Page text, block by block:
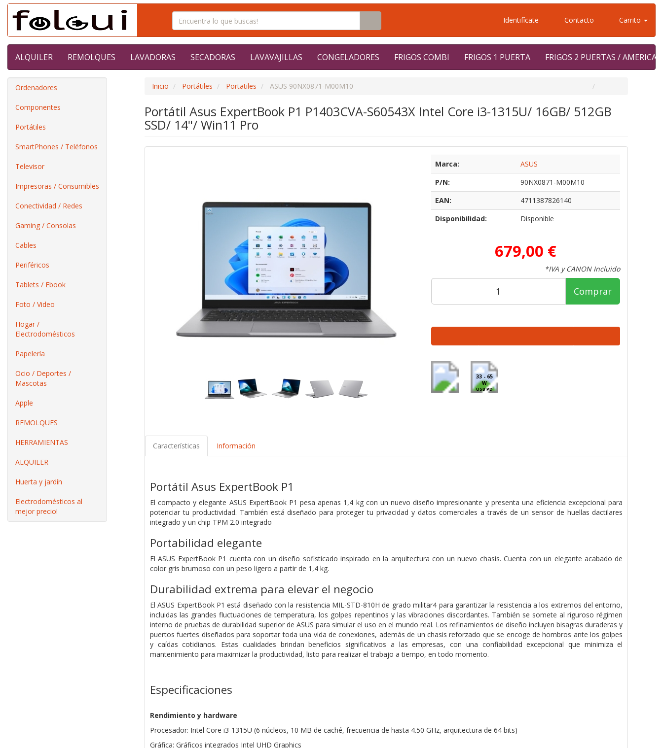
Identifícate Contacto Carrito
ALQUILER REMOLQUES LAVADORAS SECADORAS LAVAVAJILLAS CONGELADORES FRIGOS COMBI FRIGOS 1 PUERTA FRIGOS 2 PUERTAS /
Ordenadores
Componentes
Portátiles
SmartPhones / Teléfonos
Televisor
Impresoras / Consumibles
Conectividad / Redes
Gaming / Consolas
Cables
Periféricos
Tablets / Ebook
Foto / Video
Hogar /
Electrodomésticos
Papelería
Ocio / Deportes /
Mascotas
Apple
REMOLQUES
HERRAMIENTAS
ALQUILER
Huerta y jardín
Electrodomésticos al
mejor precio!
Inicio Portátiles Portatiles ASUS 90NX0871-M00M10
Portátil Asus ExpertBook P1 P1403CVA-S60543X Intel Core i3-1315U/ 16GB/ 512GB
SSD/ 14"/ Win11 Pro
Marca:
ASUS
P/N:
90NX0871-M00M10
EAN:
4711387826140
Disponibilidad:
Disponible
679,00 €
*IVA y CANON Incluido
Comprar
33 - 65
W
USB PD
Características Información
Portátil Asus ExpertBook P1
El compacto y elegante ASUS ExpertBook P1 pesa apenas 1,4 kg con un nuevo diseño impresionante y presenta una eficiencia excepcional para
potenciar tu productividad. También está diseñado para proteger tu privacidad y datos comerciales a través de un sensor de huellas dactilares
integrado y un chip TPM 2.0 integrado
Portabilidad elegante
El ASUS ExpertBook P1 cuenta con un diseño sofisticado inspirado en la arquitectura con un nuevo chasis. Cuenta con un elegante acabado de
color gris brumoso con un peso ligero a partir de 1,4 kg.
Durabilidad extrema para elevar el negocio
El ASUS ExpertBook P1 está diseñado con la resistencia MIL-STD-810H de grado militar4 para garantizar la resistencia a los extremos del entorno,
incluidas las grandes fluctuaciones de temperatura, los golpes repentinos y las vibraciones discordantes. También se somete al riguroso régimen
interno de pruebas de durabilidad superior de ASUS para simular el uso en el mundo real. Los refinamientos de diseño incluyen bisagras duraderas y
puertos fuertes diseñados para soportar toda una vida de conexiones, además de un chasis reforzado que se encoge de hombros ante los golpes
y caídas cotidianos. Estas cualidades brindan beneficios significativos a las empresas, con una confiabilidad excepcional que minimiza el
mantenimiento para maximizar la productividad, listo para realizar el trabajo a tiempo, en todo momento.
Especificaciones
Rendimiento y hardware
Procesador: Intel Core i3-1315U (6 núcleos, 10 MB de caché, frecuencia de hasta 4.50 GHz, arquitectura de 64 bits)
Gráfica: Gráficos integrados Intel UHD Graphics